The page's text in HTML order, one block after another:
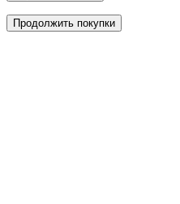
Продолжить покупки